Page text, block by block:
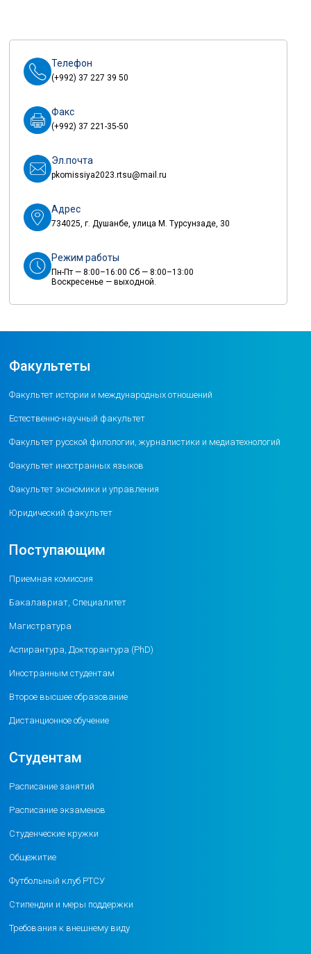
Телефон
(+992) 37 227 39 50
Факс
(+992) 37 221-35-50
Эл.почта
pkomissiya2023.rtsu@mail.ru
Адрес
734025, г. Душанбе, улица М. Турсунзаде, 30
Режим работы
Пн-Пт — 8:00–16:00 Сб — 8:00–13:00
Воскресенье — выходной.
Факультеты
Факультет истории и международных отношений
Естественно-научный факультет
Факультет русской филологии, журналистики и медиатехнологий
Факультет иностранных языков
Факультет экономики и управления
Юридический факультет
Поступающим
Приемная комиссия
Бакалавриат, Специалитет
Магистратура
Аспирантура, Докторантура (PhD)
Иностранным студентам
Второе высшее образование
Дистанционное обучение
Студентам
Расписание занятий
Расписание экзаменов
Студенческие кружки
Общежитие
Футбольный клуб РТСУ
Стипендии и меры поддержки
Требования к внешнему виду